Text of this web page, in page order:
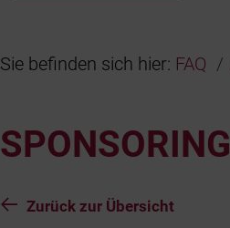
Sie befinden sich hier: FAQ
SPONSORING
Zurück zur Übersicht